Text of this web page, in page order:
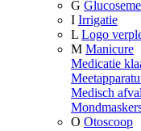
G
I Irrigatie
L Logo
M Manicure
Medicatie
Medisch
O Otoscoop